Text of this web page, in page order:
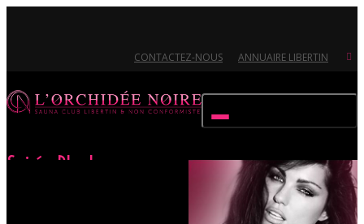
CONTACTEZ-NOUS ANNUAIRE LIBERTIN
Soirée Playboy
Ouvert 7/7 - Pour toutes informations, contactez-nous au 02.51.72.21.81